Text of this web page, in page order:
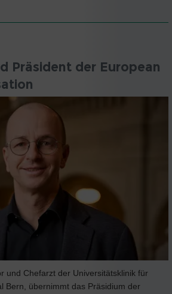
Präsident der European
und Chefarzt der Universitätsklinik für
Bern, übernimmt das Präsidium der